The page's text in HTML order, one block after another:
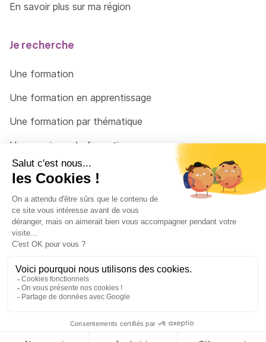
En savoir plus sur ma région
Je recherche
Une formation
Une formation en apprentissage
Une formation par thématique
Un organisme de formation
Un conseiller
Une solution pour raccrocher
© 2026 - Côté Formations - par Via Compétences
Menu Pied de page
Mentions Légales
Politique de confidentialité